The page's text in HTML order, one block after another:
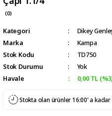
(0)
Kategori Dikey
Marka
Kampa
Stok Kodu
TD750
Stok Durumu
Yok
Havale
0,00 TL
Stokta olan ürünler 16:00' a